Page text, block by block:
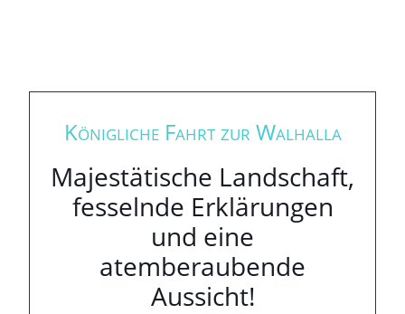
Königliche Fahrt zur Walhalla
Majestätische Landschaft,
fesselnde Erklärungen
und eine
atemberaubende
Aussicht!